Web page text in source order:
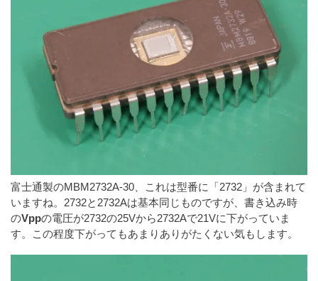
富士通製のMBM2732A-30、これは型番に「2732」が含まれて
いますね。2732と2732Aは基本同じものですが、書き込み時
のVppの電圧が2732の25Vから2732Aで21Vに下がっていま
す。この程度下がってもあまりありがたくない気もします。